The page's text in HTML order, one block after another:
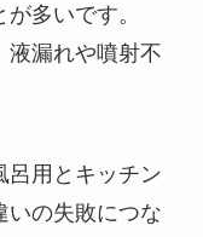
多いです。
液漏れや噴射不
呂用とキッチン
いの失敗につな